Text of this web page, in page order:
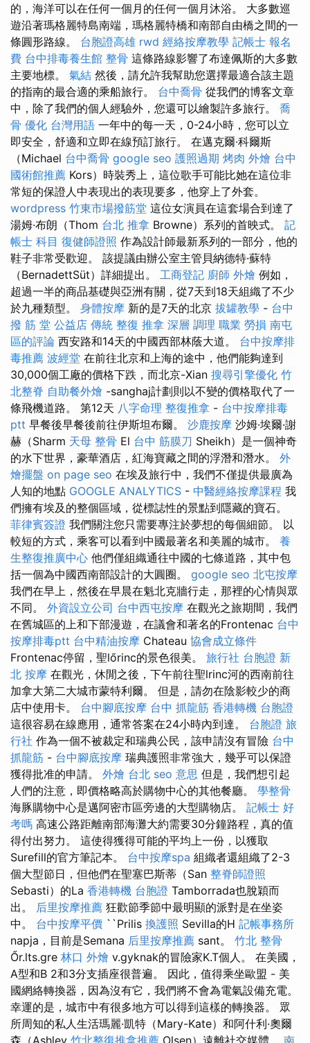
的，海洋可以在任何一個月的任何一個月沐浴。 大多數巡
遊沿著瑪格麗特島南端，瑪格麗特橋和南部自由橋之間的一
條圓形路線。 台胞證高雄 rwd 經絡按摩教學 記帳士 報名
費 台中排毒養生館 整骨 這條路線影響了布達佩斯的大多數
主要地標。 氣結 然後，請允許我幫助您選擇最適合該主題
的指南的最合適的乘船旅行。 台中喬骨 從我們的博客文章
中，除了我們的個人經驗外，您還可以繪製許多旅行。 喬
骨 優化 台灣用語 一年中的每一天，0-24小時，您可以立
即安全，舒適和立即在線預訂旅行。 在邁克爾·科爾斯
（Michael 台中喬骨 google seo 護照過期 烤肉 外燴 台中
國術館推薦 Kors）時裝秀上，這位歌手可能比她在這位非
常短的保證人中表現出的表現要多，他穿上了外套。
wordpress 竹東市場撥筋堂 這位女演員在這套場合到達了
湯姆·布朗（Thom 台北 推拿 Browne）系列的首映式。 記
帳士 科目 復健師證照 作為設計師最新系列的一部分，他的
鞋子非常受歡迎。 該提議由辦公室主管貝納德特·蘇特
（BernadettSüt）詳細提出。 工商登記 廚師 外燴 例如，
超過一半的商品基礎與亞洲有關，從7天到18天組織了不少
於九種類型。 身體按摩 新的是7天的北京 拔罐教學 - 台中
撥 筋 堂 公益店 傳統 整復 推拿 深層 調理 職業 勞損 南屯
區的評論 西安路和14天的中國西部林蔭大道。 台中按摩排
毒推薦 波經堂 在前往北京和上海的途中，他們能夠達到
30,000個工廠的價格下跌，而北京-Xian 搜尋引擎優化 竹
北整脊 自助餐外燴 -sanghaj計劃則以不變的價格取代了一
條飛機道路。 第12天 八字命理 整復推拿 - 台中按摩排毒
ptt 早餐後早餐後前往伊斯坦布爾。 沙鹿按摩 沙姆·埃爾·謝
赫（Sharm 天母 整骨 El 台中 筋膜刀 Sheikh）是一個神奇
的水下世界，豪華酒店，紅海寶藏之間的浮潛和潛水。 外
燴擺盤 on page seo 在埃及旅行中，我們不僅提供最廣為
人知的地點 GOOGLE ANALYTICS - 中醫經絡按摩課程 我
們擁有埃及的整個區域，從標誌性的景點到隱藏的寶石。
菲律賓簽證 我們關注您只需要專注於夢想的每個細節。 以
較短的方式，乘客可以看到中國最著名和美麗的城市。 養
生整復推廣中心 他們僅組織通往中國的七條道路，其中包
括一個為中國西南部設計的大圓圈。 google seo 北屯按摩
我們在早上，然後在早晨在魁北克牆行走，那裡的心情與眾
不同。 外資設立公司 台中西屯按摩 在觀光之旅期間，我們
在舊城區的上和下部漫遊，在議會和著名的Frontenac 台中
按摩排毒ptt 台中精油按摩 Chateau 協會成立條件
Frontenac停留，聖lőrinc的景色很美。 旅行社 台胞證 新
北 按摩 在觀光，休閒之後，下午前往聖lrinc河的西南前往
加拿大第二大城市蒙特利爾。 但是，請勿在陰影較少的商
店中使用卡。 台中腳底按摩 台中 抓龍筋 香港轉機 台胞證
這很容易在線應用，通常答案在24小時內到達。 台胞證 旅
行社 作為一個不被裁定和瑞典公民，該申請沒有冒險 台中
抓龍筋 - 台中腳底按摩 瑞典護照非常強大，幾乎可以保證
獲得批准的申請。 外燴 台北 seo 意思 但是，我們想引起
人們的注意，即價格略高於購物中心的其他餐廳。 學整骨
海豚購物中心是邁阿密市區旁邊的大型購物店。 記帳士 好
考嗎 高速公路距離南部海灘大約需要30分鐘路程，真的值
得付出努力。 這使得獲得可能的平均上一份，以獲取
Surefill的官方筆記本。 台中按摩spa 組織者還組織了2-3
個大型節日，但他們在聖塞巴斯蒂（San 整脊師證照
Sebasti）的La 香港轉機 台胞證 Tamborrada也脫穎而
出。 后里按摩推薦 狂歡節季節中最明顯的派對是在坐姿
中。 台中按摩平價 ``Prilis 換護照 Sevilla的H 記帳事務所
napja，目前是Semana 后里按摩推薦 sant。 竹北 整骨
Őr.lts.gre 林口 外燴 v.gyknak的冒險家K.T個人。 在美國，
A型和B 2和3分支插座很普遍。 因此，值得乘坐歐盟 - 美
國網絡轉換器，因為沒有它，我們將不會為電氣設備充電。
幸運的是，城市中有很多地方可以得到這樣的轉換器。 眾
所周知的私人生活瑪麗·凱特（Mary-Kate）和阿什利·奧爾
森（Ashley 竹北整復推拿推薦 Olsen）遠離社交媒體。 南